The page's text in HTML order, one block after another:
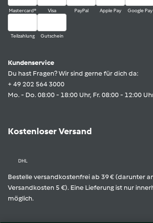
Mastercard® Visa PayPal Apple Pay Google Pay
Teilzahlung Gutschein
Kundenservice
Du hast Fragen? Wir sind gerne für dich da:
+ 49 202 564 3000
Mo. - Do. 08:00 - 18:00 Uhr, Fr. 08:00 - 12:00
Kostenloser Versand
DHL
Bestelle versandkostenfrei ab 39 € (darunter
Versandkosten 5 €). Eine Lieferung ist nur
möglich.